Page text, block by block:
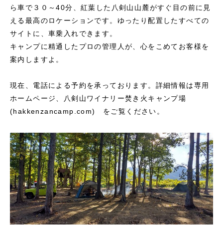
ら車で３０～40分、紅葉した八剣山山麓がすぐ目の前に見
える最高のロケーションです。ゆったり配置したすべての
サイトに、車乗入れできます。
キャンプに精通したプロの管理人が、心をこめてお客様を
案内しますよ。
現在、電話による予約を承っております。詳細情報は専用
ホームページ、
八剣山ワイナリー焚き火キャンプ場
(hakkenzancamp.com)
をご覧ください。